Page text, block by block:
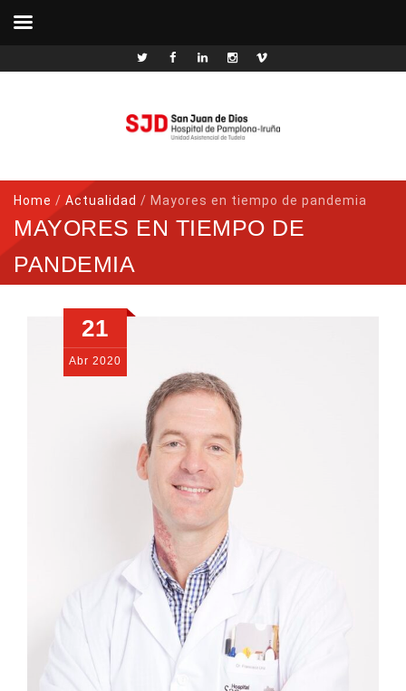
Home / Actualidad / Mayores en tiempo de pandemia
MAYORES EN TIEMPO DE
PANDEMIA
21
Abr 2020